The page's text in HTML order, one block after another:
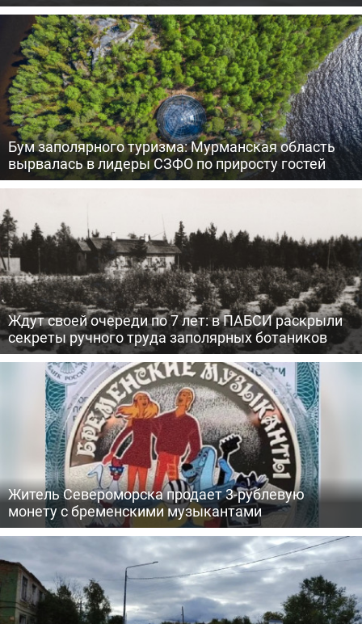
Бум заполярного туризма: Мурманская область
вырвалась в лидеры СЗФО по приросту гостей
Ждут своей очереди по 7 лет: в ПАБСИ раскрыли
секреты ручного труда заполярных ботаников
Житель Североморска продает 3-рублевую
монету с бременскими музыкантами